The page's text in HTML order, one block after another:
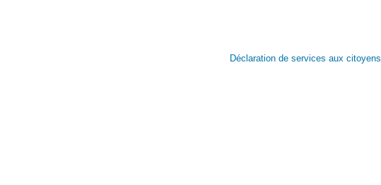
Déclaration de services aux citoyens